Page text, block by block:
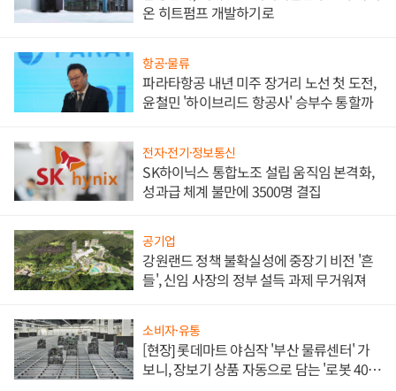
온 히트펌프 개발하기로
항공·물류
파라타항공 내년 미주 장거리 노선 첫 도전,
윤철민 '하이브리드 항공사' 승부수 통할까
전자·전기·정보통신
SK하이닉스 통합노조 설립 움직임 본격화,
성과급 체계 불만에 3500명 결집
공기업
강원랜드 정책 불확실성에 중장기 비전 '흔
들', 신임 사장의 정부 설득 과제 무거워져
소비자·유통
[현장] 롯데마트 야심작 '부산 물류센터' 가
보니, 장보기 상품 자동으로 담는 '로봇 400